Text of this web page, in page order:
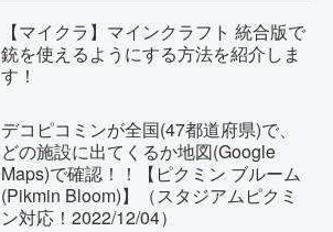
【マイクラ】マインクラフト 統合版で
銃を使えるようにする方法を紹介しま
す！
デコピコミンが全国(47都道府県)で、
どの施設に出てくるか地図(Google
Maps)で確認！！【ピクミン ブルーム
(Pikmin Bloom)】（スタジアムピクミ
ン対応！2022/12/04）